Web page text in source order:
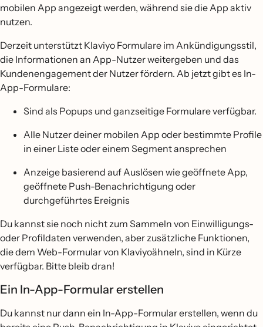
mobilen App angezeigt werden, während sie die App aktiv
nutzen.
Derzeit unterstützt Klaviyo Formulare im Ankündigungsstil,
die Informationen an App-Nutzer weitergeben und das
Kundenengagement der Nutzer fördern. Ab jetzt gibt es In-
App-Formulare:
Sind als Popups und ganzseitige Formulare verfügbar.
Alle Nutzer deiner mobilen App oder bestimmte Profile
in einer Liste oder einem Segment ansprechen
Anzeige basierend auf Auslösen wie geöffnete App,
geöffnete Push-Benachrichtigung oder
durchgeführtes Ereignis
Du kannst sie noch nicht zum Sammeln von Einwilligungs-
oder Profildaten verwenden, aber zusätzliche Funktionen,
die dem Web-Formular von Klaviyoähneln, sind in Kürze
verfügbar. Bitte bleib dran!
Ein In-App-Formular erstellen
Du kannst nur dann ein In-App-Formular erstellen, wenn du